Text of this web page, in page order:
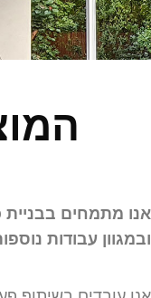
אנו מתמחים בבניית
ובמגוון עבודות